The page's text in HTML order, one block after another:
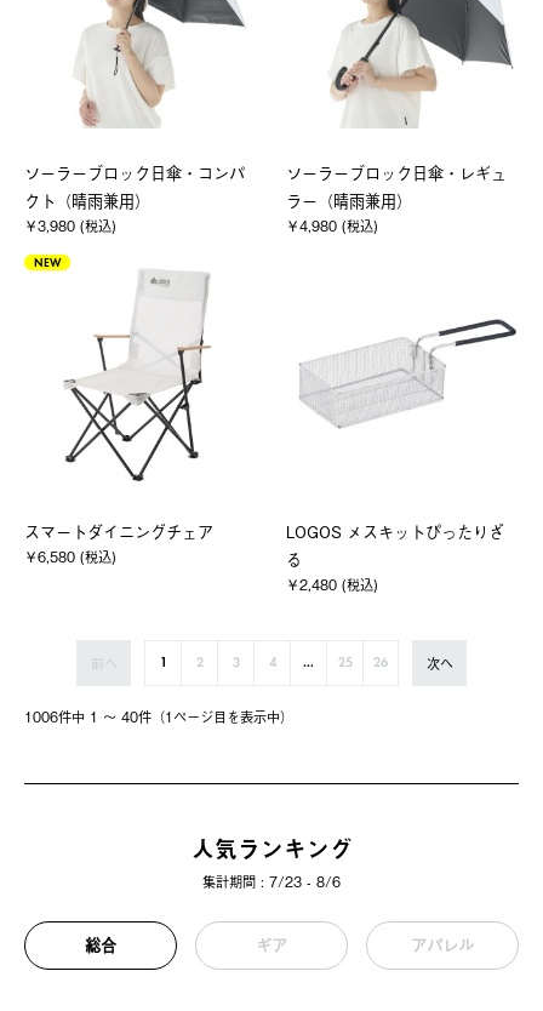
ソーラーブロック日傘・コンパ
クト（晴雨兼用）
￥3,980 (税込)
ソーラーブロック日傘・レギュ
ラー（晴雨兼用）
￥4,980 (税込)
NEW
スマートダイニングチェア
￥6,580 (税込)
LOGOS メスキットぴったりざ
る
￥2,480 (税込)
1006件中 1 〜 40件（1ページ⽬を表⽰中）
前へ 1 2 3 4 ... 25 26 次へ
人気ランキング
集計期間 : 7/23 - 8/6
総合 ギア アパレル